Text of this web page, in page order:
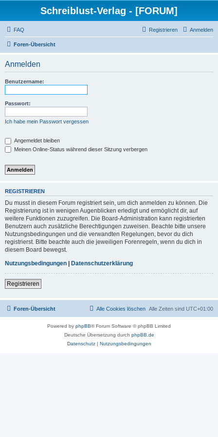
Schreiblust-Verlag - [FORUM]
FAQ Anmelden
Registrieren
Foren-Übersicht
Anmelden
Benutzername:
Passwort:
Ich habe mein Passwort vergessen
Angemeldet bleiben
Meinen Online-Status während dieser Sitzung verbergen
REGISTRIEREN
Du musst in diesem Forum registriert sein, um dich anmelden zu können. Die
Registrierung ist in wenigen Augenblicken erledigt und ermöglicht dir, auf
weitere Funktionen zuzugreifen. Die Board-Administration kann registrierten
Benutzern auch zusätzliche Berechtigungen zuweisen. Beachte bitte unsere
Nutzungsbedingungen und die verwandten Regelungen, bevor du dich
registrierst. Bitte beachte auch die jeweiligen Forenregeln, wenn du dich in
diesem Board bewegst.
Nutzungsbedingungen | Datenschutzerklärung
Registrieren
Foren-Übersicht Alle Zeiten sind UTC+01:00
Alle Cookies löschen
Powered by phpBB® Forum Software © phpBB Limited
Deutsche Übersetzung durch phpBB.de
Datenschutz| Nutzungsbedingungen